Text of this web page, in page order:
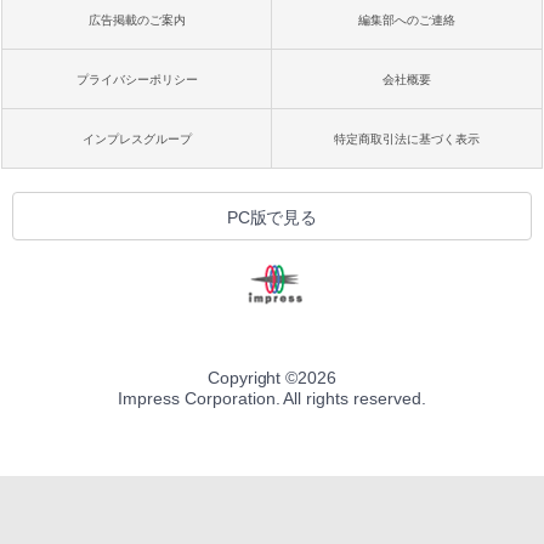
広告掲載のご案内 編集部へのご連絡
プライバシーポリシー 会社概要
インプレスグループ 特定商取引法に基づく表示
PC版で見る
Copyright ©2026
Impress Corporation. All rights reserved.